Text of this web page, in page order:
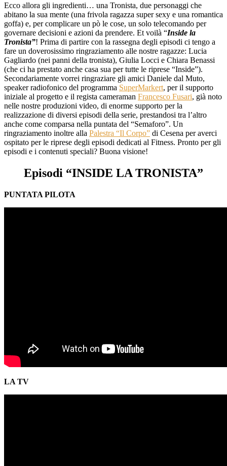
Ecco allora gli ingredienti… una Tronista, due personaggi che
abitano la sua mente (una frivola ragazza super sexy e una romantica
goffa) e, per complicare un pò le cose, un solo telecomando per
governare decisioni e azioni da prendere. Et voilà “Inside la
Tronista”! Prima di partire con la rassegna degli episodi ci tengo a
fare un doverosissimo ringraziamento alle nostre ragazze: Lucia
Gagliardo (nei panni della tronista), Giulia Locci e Chiara Benassi
(che ci ha prestato anche casa sua per tutte le riprese “Inside”).
Secondariamente vorrei ringraziare gli amici Daniele dal Muto,
speaker radiofonico del programma SuperMarkert, per il supporto
iniziale al progetto e il regista cameraman Francesco Fusari, già noto
nelle nostre produzioni video, di enorme supporto per la
realizzazione di diversi episodi della serie, prestandosi tra l’altro
anche come comparsa nella puntata del “Semaforo”. Un
ringraziamento inoltre alla Palestra “Il Corpo” di Cesena per averci
ospitato per le riprese degli episodi dedicati al Fitness. Pronto per gli
episodi e i contenuti speciali? Buona visione!
Episodi “INSIDE LA TRONISTA”
PUNTATA PILOTA
LA TV